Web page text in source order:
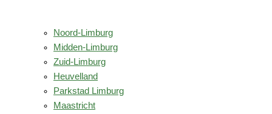
Noord-Limburg
Midden-Limburg
Zuid-Limburg
Heuvelland
Parkstad Limburg
Maastricht